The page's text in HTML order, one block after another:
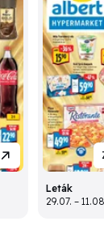
Leták
29.07. –